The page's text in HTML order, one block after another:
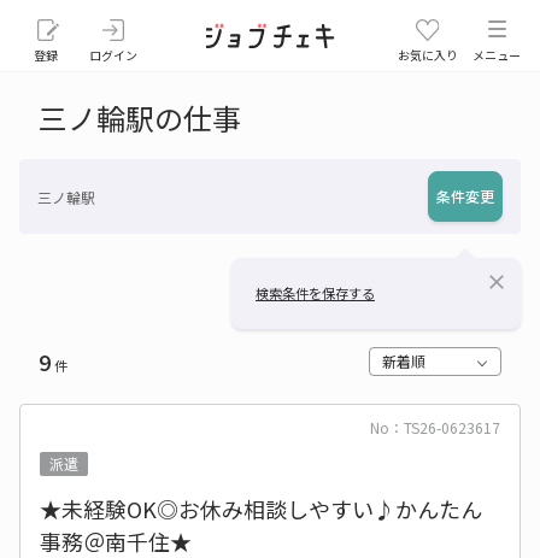
登録 ログイン お気に入り メニュー
三ノ輪駅の仕事
三ノ輪駅 条件変更
検索条件を保存する close
9件 新着順
No：TS26-0623617
派遣
★未経験OK◎お休み相談しやすい♪かんたん
事務＠南千住★